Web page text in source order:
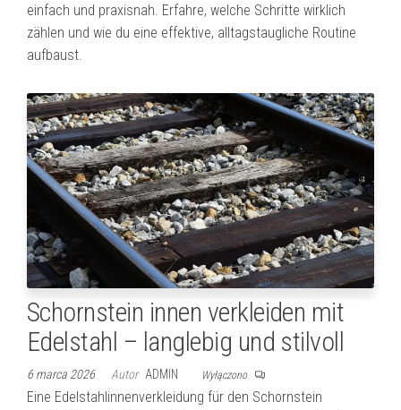
einfach und praxisnah. Erfahre, welche Schritte wirklich
zählen und wie du eine effektive, alltagstaugliche Routine
aufbaust.
Schornstein innen verkleiden mit
Edelstahl – langlebig und stilvoll
6 marca 2026 Autor ADMIN Wyłączono
Eine Edelstahlinnenverkleidung für den Schornstein